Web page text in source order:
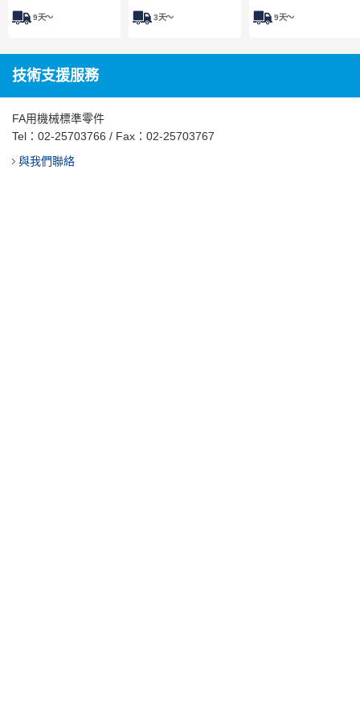
9天～ 3天～ 9天～
技術支援服務
FA用機械標準零件
Tel： 02-25703766 / Fax：02-25703767
與我們聯絡